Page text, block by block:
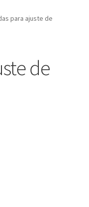
para ajuste de
de